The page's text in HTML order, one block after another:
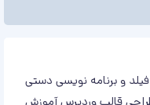
و برنامه نویسی دستی